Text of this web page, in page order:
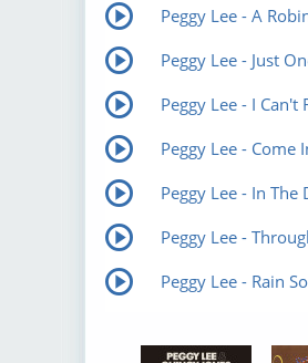
Peggy Lee - A
Peggy Lee - Just
Peggy Lee - I Can't
Peggy Lee - Come
Peggy Lee - In
Peggy Lee -
Peggy Lee - Rain